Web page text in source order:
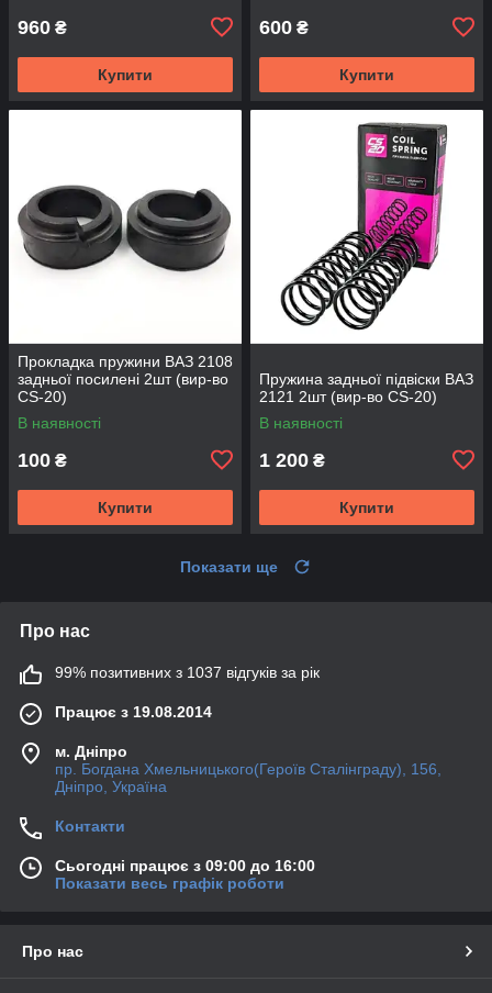
960 ₴
Купити
600 ₴
Купити
Прокладка пружини ВАЗ 2108
задньої посилені 2шт (вир-во
CS-20)
В наявності
100 ₴
Купити
Пружина задньої підвіски ВАЗ
2121 2шт (вир-во CS-20)
В наявності
1 200 ₴
Купити
Показати ще
Про нас
99% позитивних з 1037 відгуків за рік
Працює з 19.08.2014
м. Дніпро
пр. Богдана Хмельницького(Героїв Сталінграду), 156,
Дніпро, Україна
Контакти
Сьогодні працює з 09:00 до 16:00
Показати весь графік роботи
Про нас